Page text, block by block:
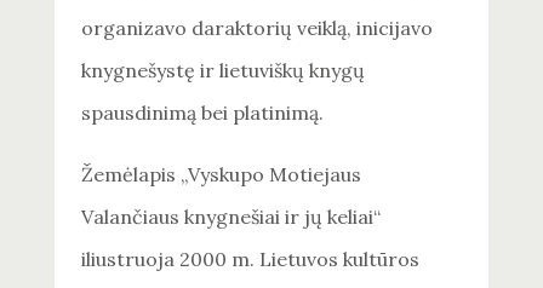
organizavo daraktorių veiklą, inicijavo
knygnešystę ir lietuviškų knygų
spausdinimą bei platinimą.
Žemėlapis „Vyskupo Motiejaus
Valančiaus knygnešiai ir jų keliai“
iliustruoja 2000 m. Lietuvos kultūros